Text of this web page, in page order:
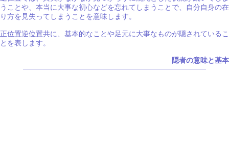
うことや、本当に大事な初心などを忘れてしまうことで、自分自身の在
り方を見失ってしまうことを意味します。
正位置逆位置共に、基本的なことや足元に大事なものが隠されているこ
とを表します。
隠者の意味と基本